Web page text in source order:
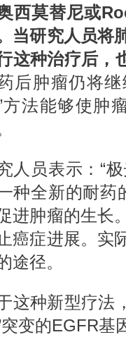
西莫替尼或
当研究人员将
这种治疗后，
后肿瘤仍将
方法能够使肿
人员表示：“
种全新的耐药
进肿瘤的生长
癌症进展。实
途径。
这种新型疗法
突变的EGFR基